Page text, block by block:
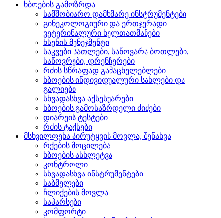
ხბოების გამოზრდა
სამშობიარო დამხმარე ინსტრუმენტები
გინეკოლოგიური და ერთჯერადი
ვეტერინალური ხელთათმანები
ხსენის მენეჯმენტი
საკვები სათლები, საწოვარა ბოთლები,
საწოვრები, დრენჩერები
რძის სწრაფად გამაცხელებლები
ხბოების ინდივიდუალური სახლები და
გალიები
სხვადასხვა აქსესუარები
ხბოების გამოსაზრდელი ძიძები
დიარეის ტესტები
რძის ტაქსები
მსხვილფეხა პირუტყვის მოვლა, შენახვა
რქების მოცილება
ხბოების ასხლეტვა
კონტროლი
სხვადასხვა ინსტრუმენტები
საბმელები
ჩლიქების მოვლა
საპარსები
კომფორტი